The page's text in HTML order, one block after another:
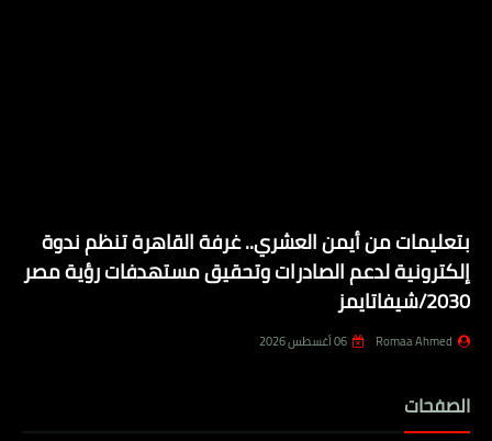
بتعليمات من أيمن العشري.. غرفة القاهرة تنظم ندوة
إلكترونية لدعم الصادرات وتحقيق مستهدفات رؤية مصر
2030/شيفاتايمز
Romaa Ahmed 06 أغسطس 2026
الصفحات